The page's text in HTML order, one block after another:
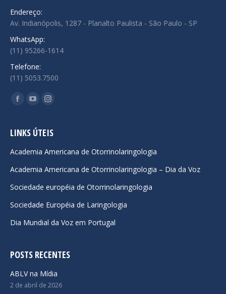
Endereço:
Av. Indianópolis, 1287 - Planalto Paulista - São Paulo - SP
WhatsApp:
(11) 95266-1614
Telefone:
(11) 5053.7500
Encontre-nos em:
Facebook
opens
new
window
YouTube
opens
new
window
Instagram
opens
new
window
LINKS ÚTEIS
Academia Americana de Otorrinolaringologia
Academia Americana de Otorrinolaringologia – Dia da Voz
Sociedade européia de Otorrinolaringologia
Sociedade Européia de Laringologia
Dia Mundial da Voz em Portugal
POSTS RECENTES
ABLV na Mídia
2 de abril de 2026